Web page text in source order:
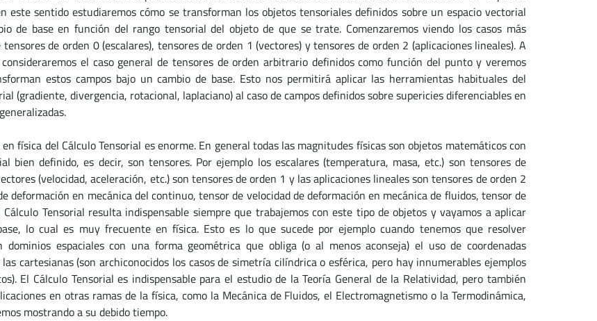
este sentido estudiaremos cómo se transforman los objetos tensoriales definidos sobre un espacio vectorial
de base en función del rango tensorial del objeto de que se trate. Comenzaremos viendo los casos más
de orden 0 (escalares), tensores de orden 1 (vectores) y tensores de orden 2 (aplicaciones lineales). A
el caso general de tensores de orden arbitrario definidos como función del punto y veremos
estos campos bajo un cambio de base. Esto nos permitirá aplicar las herramientas habituales del
(gradiente, divergencia, rotacional, laplaciano) al caso de campos definidos sobre supericies diferenciables en
física del Cálculo Tensorial es enorme. En general todas las magnitudes físicas son objetos matemáticos con
bien definido, es decir, son tensores. Por ejemplo los escalares (temperatura, masa, etc.) son tensores de
(velocidad, aceleración, etc.) son tensores de orden 1 y las aplicaciones lineales son tensores de orden 2
deformación en mecánica del continuo, tensor de velocidad de deformación en mecánica de fluidos, tensor de
Cálculo Tensorial resulta indispensable siempre que trabajemos con este tipo de objetos y vayamos a aplicar
lo cual es muy frecuente en física. Esto es lo que sucede por ejemplo cuando tenemos que resolver
dominios espaciales con una forma geométrica que obliga (o al menos aconseja) el uso de coordenadas
cartesianas (son archiconocidos los casos de simetría cilíndrica o esférica, pero hay innumerables ejemplos
El Cálculo Tensorial es indispensable para el estudio de la Teoría General de la Relatividad, pero también
en otras ramas de la física, como la Mecánica de Fluidos, el Electromagnetismo o la Termodinámica,
mostrando a su debido tiempo.